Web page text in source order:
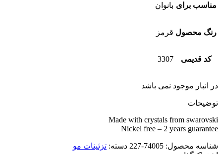
مناسب برای بانوان
رنگ محصول قرمز
کد قدیمی 3307
در انبار موجود نمی باشد
توضیحات
Made with crystals from swarovski
Nickel free – 2 years guarantee
شناسه محصول: 74005-227 دسته: تزئینات مو